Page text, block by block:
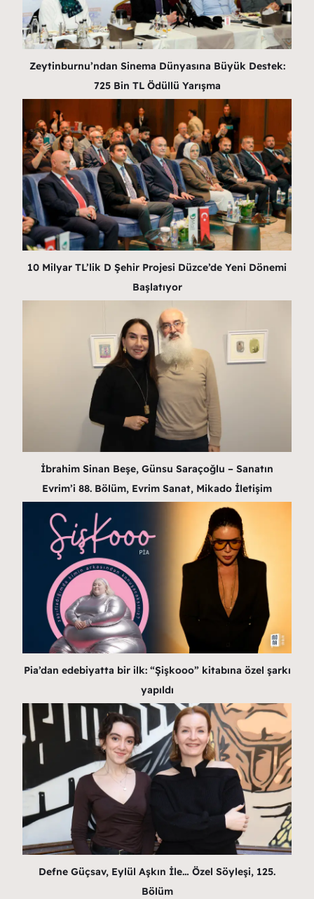
Zeytinburnu’ndan Sinema Dünyasına Büyük Destek:
725 Bin TL Ödüllü Yarışma
10 Milyar TL’lik D Şehir Projesi Düzce’de Yeni Dönemi
Başlatıyor
İbrahim Sinan Beşe, Günsu Saraçoğlu – Sanatın
Evrim’i 88. Bölüm, Evrim Sanat, Mikado İletişim
Pia’dan edebiyatta bir ilk: “Şişkooo” kitabına özel şarkı
yapıldı
Defne Güçsav, Eylül Aşkın İle… Özel Söyleşi, 125.
Bölüm